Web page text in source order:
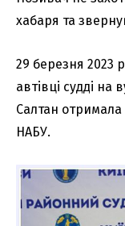
хабаря та
29 березня 2023
автівці судді на
Салтан отримала
НАБУ.